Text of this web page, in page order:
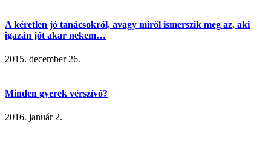
A kéretlen jó tanácsokról, avagy miről ismerszik meg az, aki
igazán jót akar nekem…
2015. december 26.
Minden gyerek vérszívó?
2016. január 2.